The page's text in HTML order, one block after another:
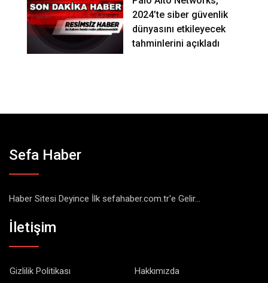
2024’te siber güvenlik
dünyasını etkileyecek
tahminlerini açıkladı
Sefa Haber
Haber Sitesi Deyince İlk sefahaber.com.tr'e Gelir...
İletişim
Gizlilik Politikası
Hakkımızda